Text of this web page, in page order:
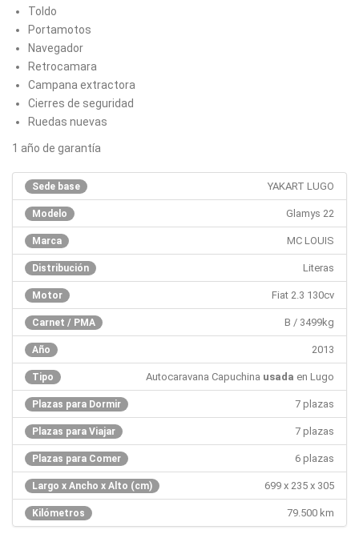
Toldo
Portamotos
Navegador
Retrocamara
Campana extractora
Cierres de seguridad
Ruedas nuevas
1 año de garantía
Sede base YAKART LUGO
Modelo Glamys 22
Marca MC LOUIS
Distribución Literas
Motor Fiat 2.3 130cv
Carnet / PMA B / 3499kg
Año 2013
Tipo Autocaravana Capuchina usada en Lugo
Plazas para Dormir 7 plazas
Plazas para Viajar 7 plazas
Plazas para Comer 6 plazas
Largo x Ancho x Alto (cm) 699 x 235 x 305
Kilómetros 79.500 km